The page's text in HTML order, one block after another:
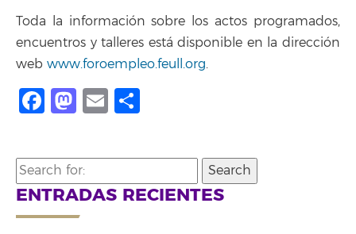
Toda la información sobre los actos programados,
encuentros y talleres está disponible en la dirección
web www.foroempleo.feull.org.
Facebook
Mastodon
Email
Search
for:
ENTRADAS RECIENTES